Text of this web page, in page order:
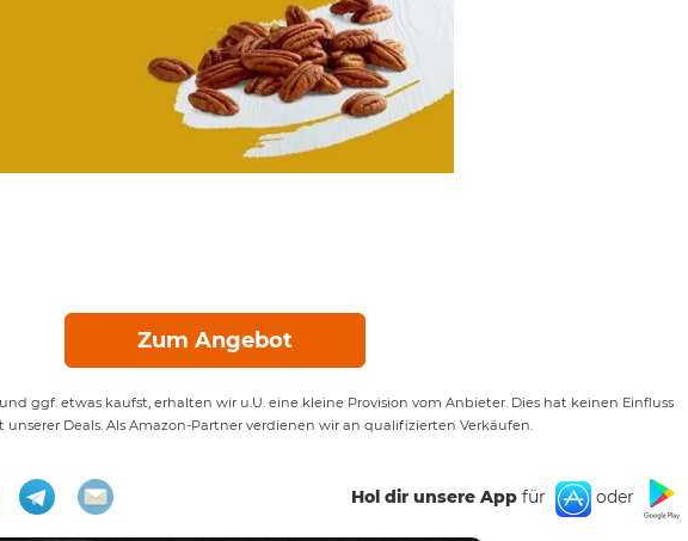
Zum Angebot
ggf. etwas kaufst, erhalten wir u.U. eine kleine Provision vom Anbieter. Dies hat keinen Einfluss
Deals. Als Amazon-Partner verdienen wir an qualifizierten Verkäufen.
Hol dir unsere App für oder